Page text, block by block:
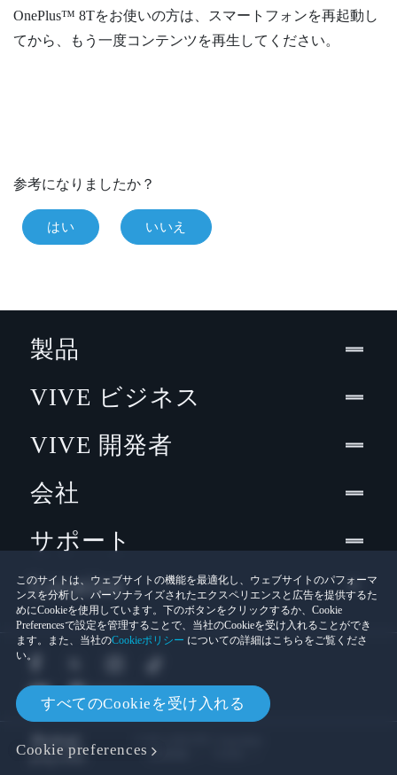
OnePlus™ 8Tをお使いの方は、スマートフォンを再起動し
てから、もう一度コンテンツを再生してください。
参考になりましたか？
はい いいえ
このサイトは、ウェブサイトの機能を最適化し、ウェブサイトのパフォーマ
ンスを分析し、パーソナライズされたエクスペリエンスと広告を提供するた
めにCookieを使用しています。下のボタンをクリックするか、Cookie
Preferencesで設定を管理することで、当社のCookieを受け入れることができ
ます。また、当社のCookieポリシー についての詳細はこちらをご覧くださ
い。
すべてのCookieを受け入れる
Cookie preferences
製品
VIVE ビジネス
VIVE 開発者
会社
サポート
Location
法的情報